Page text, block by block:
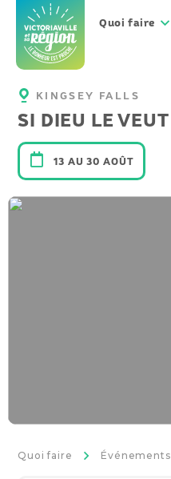
contenu
Quoi faire
KINGSEY FALLS
SI DIEU LE VEUT
13 AU 30 AOÛT
Quoi faire >
Événements